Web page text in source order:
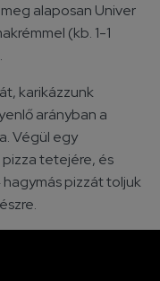
alaposan Univer
(kb. 1-1
karikázzunk
arányban a
Végül egy
tetejére, és
hagymás pizzát toljuk